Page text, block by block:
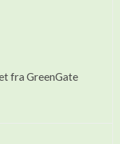
fra GreenGate